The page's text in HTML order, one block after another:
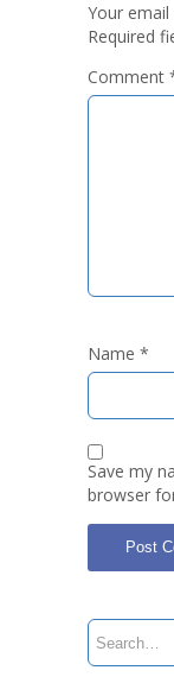
Your
Required
Comment
Name *
Save my
browser